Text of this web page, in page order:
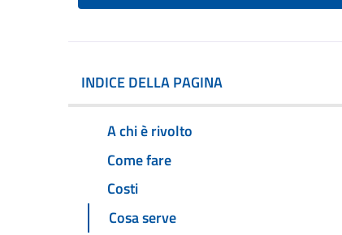
INDICE DELLA PAGINA
A chi è rivolto
Come fare
Costi
Cosa serve